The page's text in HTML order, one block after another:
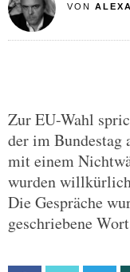
VON
Zur EU-Wahl
der im Bundestag
mit einem
wurden
Die Gespräche
geschriebene